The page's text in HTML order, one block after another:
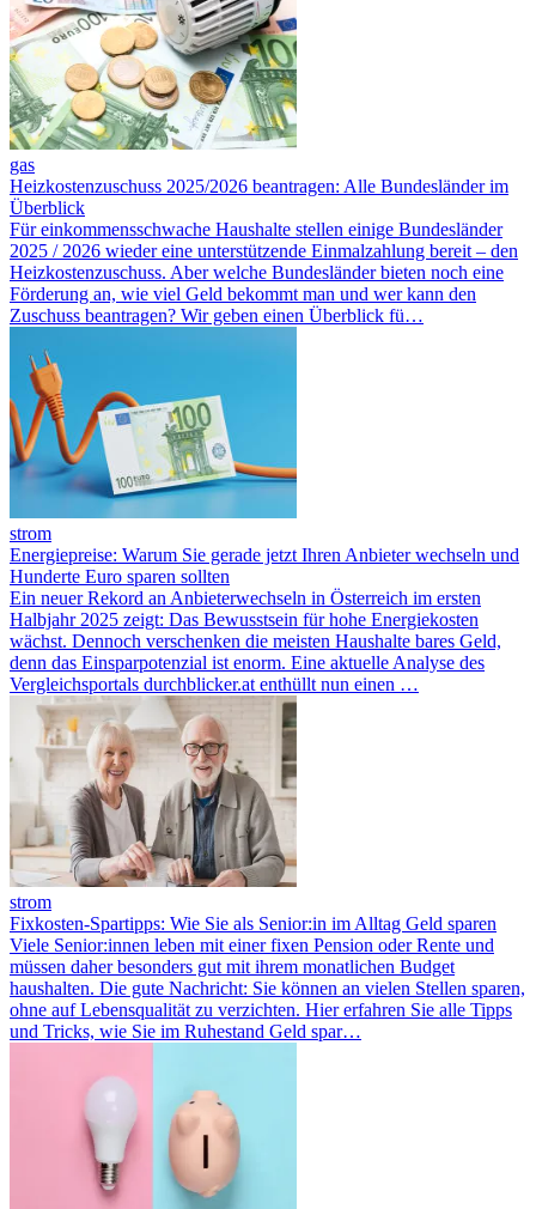
gas
Heizkostenzuschuss 2025/2026 beantragen: Alle Bundesländer im
Überblick
Für ein­kommensschwache Haushalte stellen einige Bundesländer
2025 / 2026 wieder eine unter­stützende Einmal­zahlung bereit – den
Heizkostenzuschuss. Aber welche Bundesländer bieten noch eine
Förderung an, wie viel Geld bekommt man und wer kann den
Zuschuss be­antragen? Wir geben einen Überblick fü…
strom
Energiepreise: Warum Sie gerade jetzt Ihren Anbieter wechseln und
Hunderte Euro sparen sollten
Ein neuer Rekord an Anbieterwechseln in Österreich im ersten
Halbjahr 2025 zeigt: Das Bewusstsein für hohe Energiekosten
wächst. Dennoch verschenken die meisten Haushalte bares Geld,
denn das Einsparpotenzial ist enorm. Eine aktuelle Analyse des
Vergleichsportals durchblicker.at enthüllt nun einen …
strom
Fixkosten-Spartipps: Wie Sie als Senior:in im Alltag Geld sparen
Viele Senior:innen leben mit einer fixen Pension oder Rente und
müssen daher besonders gut mit ihrem monatlichen Budget
haushalten. Die gute Nachricht: Sie können an vielen Stellen sparen,
ohne auf Lebensqualität zu verzichten. Hier erfahren Sie alle Tipps
und Tricks, wie Sie im Ruhestand Geld spar…